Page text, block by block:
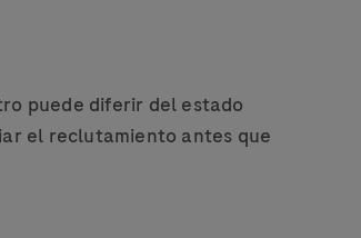
puede diferir del estado
el reclutamiento antes que